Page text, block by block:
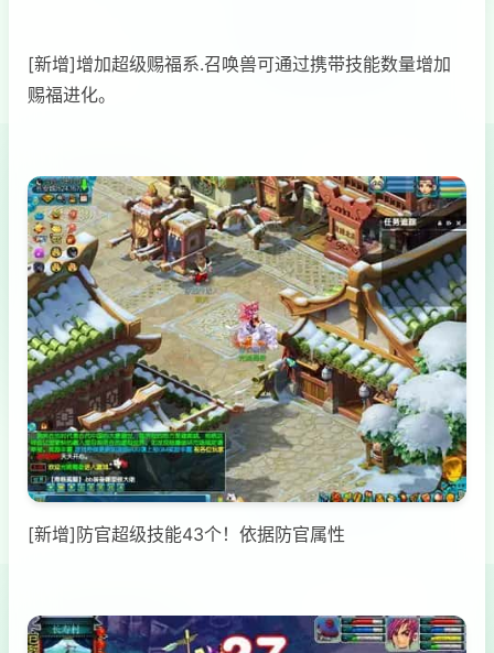
[新增]增加超级赐福系.召唤兽可通过携带技能数量增加
赐福进化。
[新增]防官超级技能43个！依据防官属性